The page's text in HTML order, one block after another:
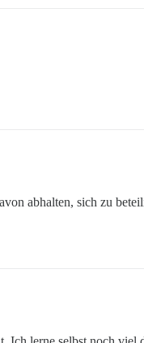
abhalten, sich zu